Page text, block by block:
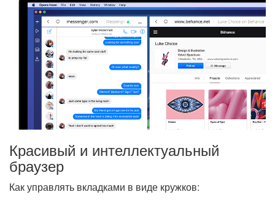
Красивый и интеллектуальный
браузер
Как управлять вкладками в виде кружков: